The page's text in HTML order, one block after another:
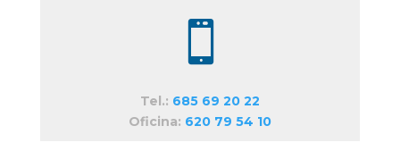

Tel.: 685 69 20 22
Oficina: 620 79 54 10